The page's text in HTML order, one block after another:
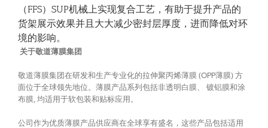
（FFS）SUP机械上实现复合工艺，有助于提升产品的
货架展示效果并且大大减少密封层厚度，进而降低对环
境的影响。
关于敬道薄膜集团
敬道薄膜集团在研发和生产专业化的拉伸聚丙烯薄膜 (OPP薄膜) 方
面位于全球领先地位。薄膜产品系列包括非透明白膜、 镀铝膜和涂
布膜, 均适用于软包装和贴标应用。
公司作为优质薄膜产品供应商在全球享有盛名，这些产品包括适用